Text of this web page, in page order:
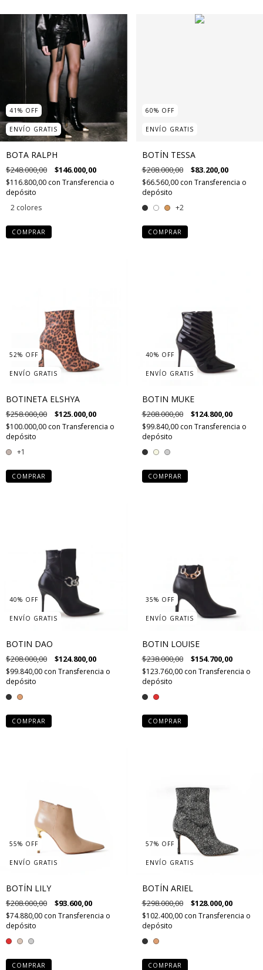
41 % OFF
ENVÍO GRATIS
BOTA RALPH
$248.000,00 $146.000,00
$116.800,00 con Transferencia o
depósito
2 colores
COMPRAR
60% OFF
ENVÍO GRATIS
BOTÍN TESSA
$208.000,00 $83.200,00
$66.560,00 con Transferencia o
depósito
+2
COMPRAR
52% OFF
ENVÍO GRATIS
BOTINETA ELSHYA
$258.000,00 $125.000,00
$100.000,00 con Transferencia o
depósito
+1
COMPRAR
40% OFF
ENVÍO GRATIS
BOTIN MUKE
$208.000,00 $124.800,00
$99.840,00 con Transferencia o
depósito
COMPRAR
40% OFF
ENVÍO GRATIS
BOTIN DAO
$208.000,00 $124.800,00
$99.840,00 con Transferencia o
depósito
COMPRAR
35% OFF
ENVÍO GRATIS
BOTIN LOUISE
$238.000,00 $154.700,00
$123.760,00 con Transferencia o
depósito
COMPRAR
55% OFF
ENVÍO GRATIS
BOTÍN LILY
$208.000,00 $93.600,00
$74.880,00 con Transferencia o
depósito
COMPRAR
57% OFF
ENVÍO GRATIS
BOTÍN ARIEL
$298.000,00 $128.000,00
$102.400,00 con Transferencia o
depósito
COMPRAR